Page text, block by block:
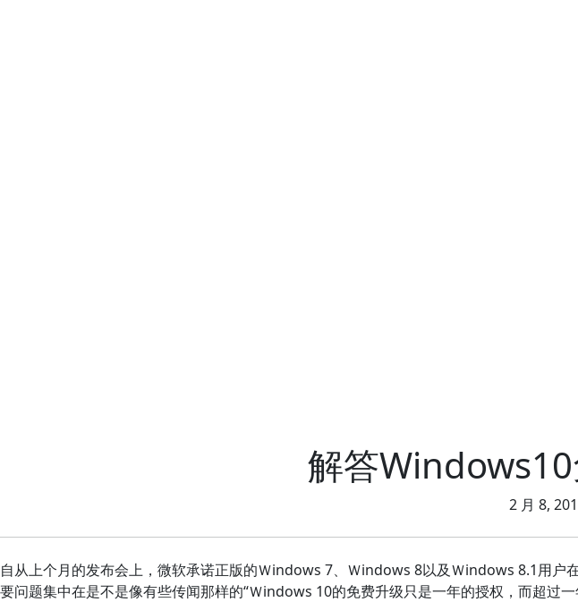
解答
2 月 8,
自从上个月的发布会上，微软承诺正版的Ｗindows 7、Ｗindows 8以及Ｗindows 8.1用
要问题集中在是不是像有些传闻那样的“Ｗindows 10的免费升级只是一年的授权，而超过